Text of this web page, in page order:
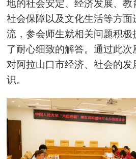
地的社会安定、经济发展、教
社会保障以及文化生活等方
流，参会师生就相关问题积
了耐心细致的解答。通过此
对阿拉山口市经济、社会的发
识。